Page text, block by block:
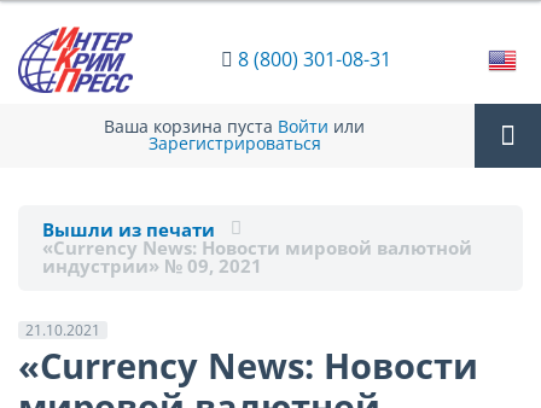
8 (800) 301-08-31
Ваша корзина пуста Войти или
Зарегистрироваться
Вышли из печати
«Currency News: Новости мировой валютной
индустрии» № 09, 2021
21.10.2021
«Currency News: Новости